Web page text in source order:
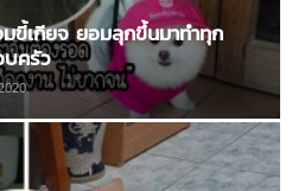
ขี้เกียจ ยอมลุกขึ้นมาทำทุก
บครัว